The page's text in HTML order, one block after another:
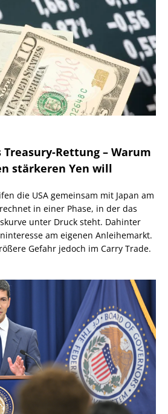
Rettung – Warum
stärkeren Yen will
die USA gemeinsam mit Japan am
in einer Phase, in der das
unter Druck steht. Dahinter
am eigenen Anleihemarkt.
Gefahr jedoch im Carry Trade.